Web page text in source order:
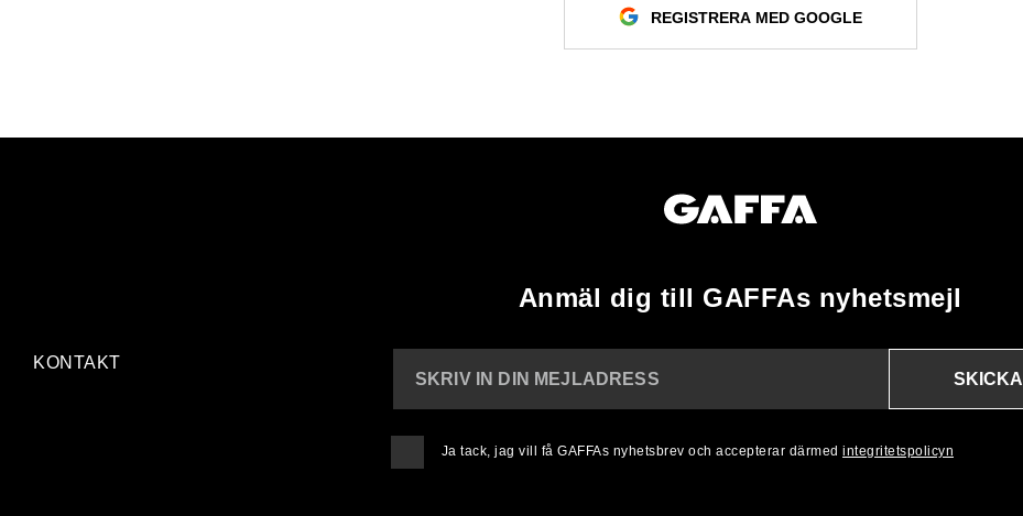
REGISTRERA MED GOOGLE
Anmäl dig till GAFFAs nyhetsmejl
KONTAKT
SKRIV IN DIN MEJLADRESS
SKICKA
Ja tack, jag vill få GAFFAs nyhetsbrev och accepterar därmed integritetspolicyn